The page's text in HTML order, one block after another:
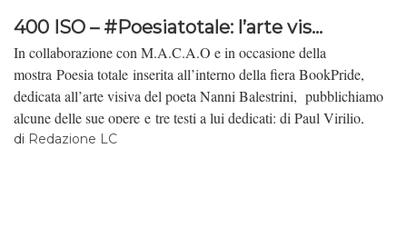
400 ISO – #Poesiatotale: l’arte vis...
In collaborazione con M.A.C.A.O e in occasione della
mostra Poesia totale inserita all’interno della fiera BookPride,
dedicata all’arte visiva del poeta Nanni Balestrini, pubblichiamo
alcune delle sue opere e tre testi a lui dedicati: di Paul Virilio,
Edoardo Sanguineti e Tommaso Ottonieri.
di Redazione LC